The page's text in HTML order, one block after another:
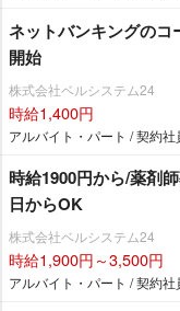
ネットバンキングのコ
開始
株式会社ベルシステム24
時給1,400円
アルバイト・パート / 契約社
時給1900円から/薬剤
日からOK
株式会社ベルシステム24
時給1,900円～3,500円
アルバイト・パート / 契約社